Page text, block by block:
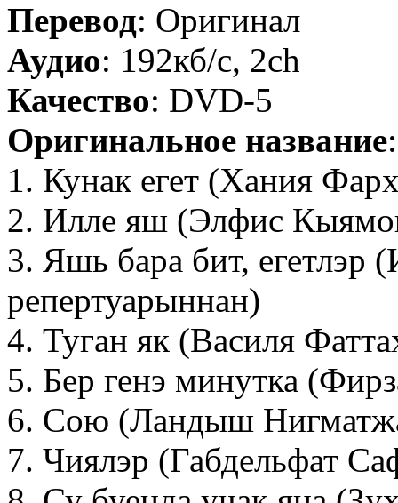
Перевод: Оригинал
Аудио: 192кб/с, 2ch
Качество: DVD-5
Оригинальное название
1. Кунак егет (Хания
2. Илле яш (Элфис
3. Яшь бара бит, егетлэр
репертуарыннан)
4. Туган як (Василя
5. Бер генэ минутка
6. Сою (Ландыш
7. Чиялэр (Габдельфат